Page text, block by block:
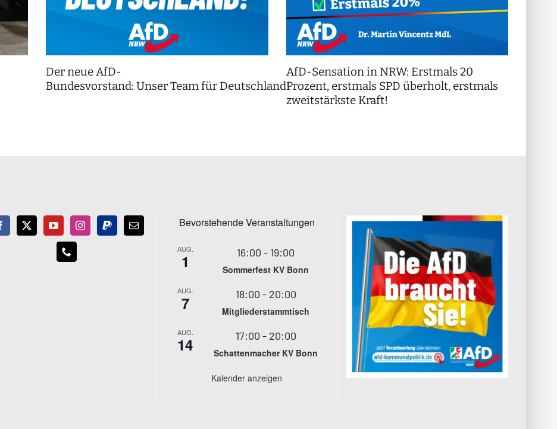
Der neue AfD-
Bundesvorstand: Unser Team für Deutschland!
AfD-Sensation in NRW: Erstmals 20
Prozent, erstmals SPD überholt, erstmals
zweitstärkste Kraft!
Bevorstehende Veranstaltungen
AUG.
1 16:00 - 19:00
Sommerfest KV Bonn
AUG.
7 18:00 - 20:00
Mitgliederstammtisch
AUG.
14 17:00 - 20:00
Schattenmacher KV Bonn
Kalender anzeigen